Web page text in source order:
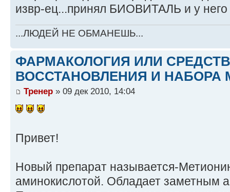
извр-ец...принял БИОВИТАЛЬ и у
...ЛЮДЕЙ НЕ ОБМАНЕШЬ...
ФАРМАКОЛОГИЯ ИЛИ
ВОССТАНОВЛЕНИЯ И НАБОРА
Тренер » 09 дек 2010, 14:04
Привет!
Новый препарат называется-
аминокислотой. Обладает заметным